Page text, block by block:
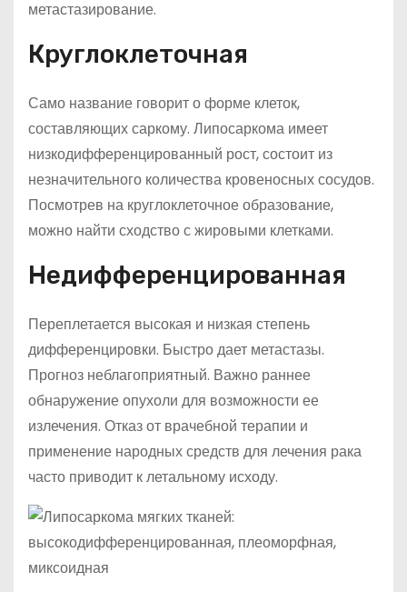
метастазирование.
Круглоклеточная
Само название говорит о форме клеток,
составляющих саркому. Липосаркома имеет
низкодифференцированный рост, состоит из
незначительного количества кровеносных сосудов.
Посмотрев на круглоклеточное образование,
можно найти сходство с жировыми клетками.
Недифференцированная
Переплетается высокая и низкая степень
дифференцировки. Быстро дает метастазы.
Прогноз неблагоприятный. Важно раннее
обнаружение опухоли для возможности ее
излечения. Отказ от врачебной терапии и
применение народных средств для лечения рака
часто приводит к летальному исходу.